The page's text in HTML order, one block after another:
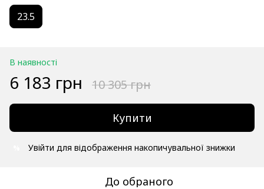
23.5
В наявності
6 183 грн 10 305 грн
Купити
Увійти для відображення накопичувальної знижки
До обраного